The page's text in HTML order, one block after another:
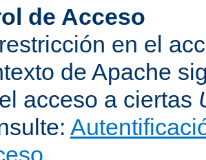
de Acceso
en el
de Apache
acceso a ciertas